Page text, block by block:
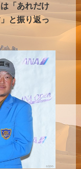
「あれだけ
と振り返っ